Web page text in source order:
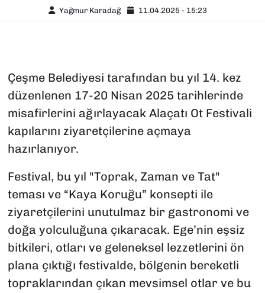
Yağmur Karadağ 11.04.2025 - 15:23
Çeşme Belediyesi tarafından bu yıl 14. kez
düzenlenen 17-20 Nisan 2025 tarihlerinde
misafirlerini ağırlayacak Alaçatı Ot Festivali
kapılarını ziyaretçilerine açmaya
hazırlanıyor.
Festival, bu yıl "Toprak, Zaman ve Tat"
teması ve “Kaya Koruğu” konsepti ile
ziyaretçilerini unutulmaz bir gastronomi ve
doğa yolculuğuna çıkaracak. Ege’nin eşsiz
bitkileri, otları ve geleneksel lezzetlerini ön
plana çıktığı festivalde, bölgenin bereketli
topraklarından çıkan mevsimsel otlar ve bu